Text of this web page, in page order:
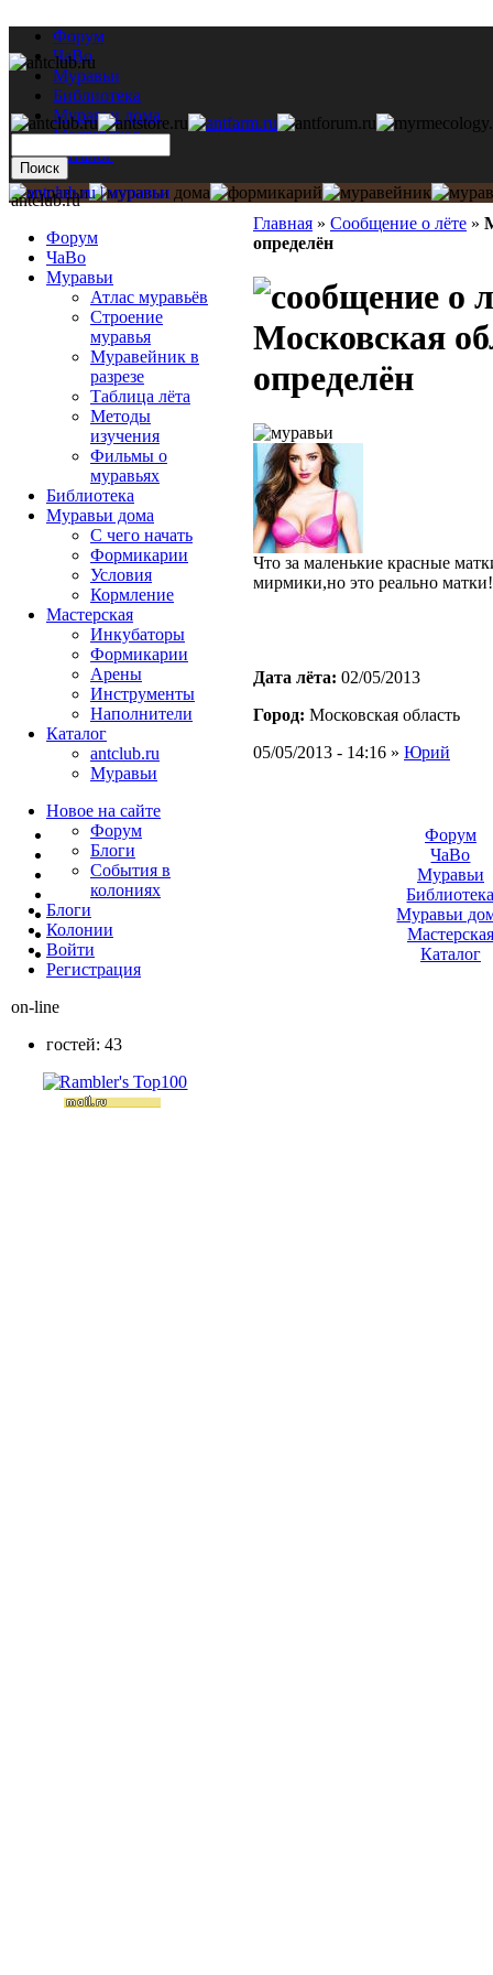
Форум
ЧаВо
Муравьи
Библиотека
Муравьи дома
Мастерская
Каталог
Главная » Сообщение о лёте »
определён
Московская
определён
Что за маленькие красные
мирмики,но это реально
Дата лёта: 02/05/2013
Город: Московская область
05/05/2013 - 14:16 » Юрий
antclub.ru
Форум
ЧаВо
Муравьи
Атлас муравьёв
Строение
муравья
Муравейник в
разрезе
Таблица лёта
Методы
изучения
Фильмы о
муравьях
Библиотека
Муравьи дома
С чего начать
Формикарии
Условия
Кормление
Мастерская
Инкубаторы
Формикарии
Арены
Инструменты
Наполнители
Каталог
antclub.ru
Муравьи
Новое на сайте
Форум
Блоги
События в
колониях
Блоги
Колонии
Войти
Peгиcтpaция
on-line
гостей: 43
Форум
ЧаВо
Муравьи
Муравьи
Мастерская
Каталог